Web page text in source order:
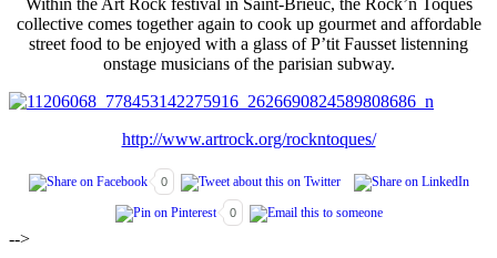
collective comes together again to cook up gourmet and affordable
street food to be enjoyed with a glass of P’tit Fausset listenning
onstage musicians of the parisian subway.
http://www.artrock.org/rockntoques/
0
0
-->